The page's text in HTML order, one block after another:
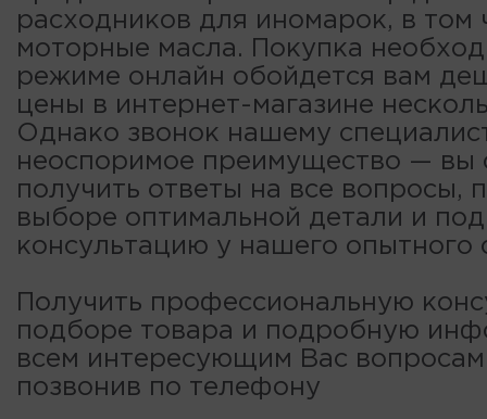
расходников для иномарок, в том
моторные масла. Покупка
режиме онлайн обойдется вам
цены в интернет-магазине
Однако звонок нашему
неоспоримое преимущество — вы
получить ответы на все вопросы,
выборе оптимальной детали и
консультацию у нашего опытного
Получить профессиональную
подборе товара и подробную
всем интересующим Вас
позвонив по телефону